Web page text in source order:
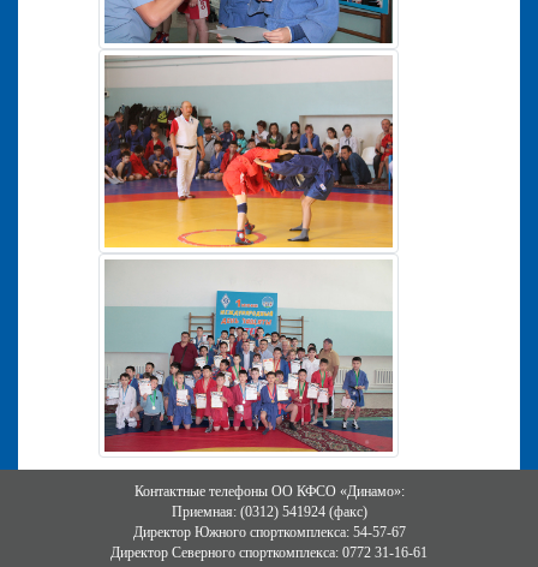
Контактные телефоны ОО КФСО «Динамо»:
Приемная: (0312) 541924 (факс)
Директор Южного спорткомплекса: 54-57-67
Директор Северного спорткомплекса: 0772 31-16-61